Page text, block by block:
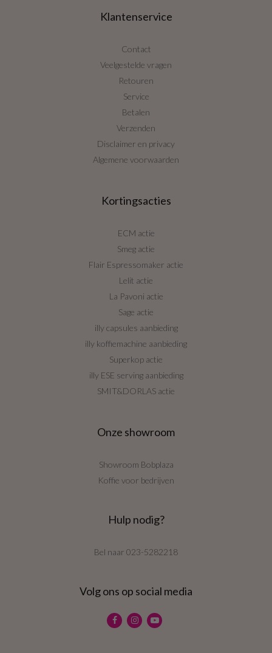
Klantenservice
Contact
Veelgestelde vragen
Retouren
Service
Betalen
Verzenden
Disclaimer en privacy
Algemene voorwaarden
Kortingsacties
ECM actie
Smeg actie
Flair Espressomaker actie
Lelit actie
La Pavoni actie
Sage actie
illy capsules aanbieding
illy koffiemachine aanbieding
Superkop actie
illy ESE serving aanbieding
SMIT&DORLAS actie
Onze showroom
Showroom Bobplaza
Koffie voor bedrijven
Hulp nodig?
Bel naar 023-5282218
Volg ons op social media